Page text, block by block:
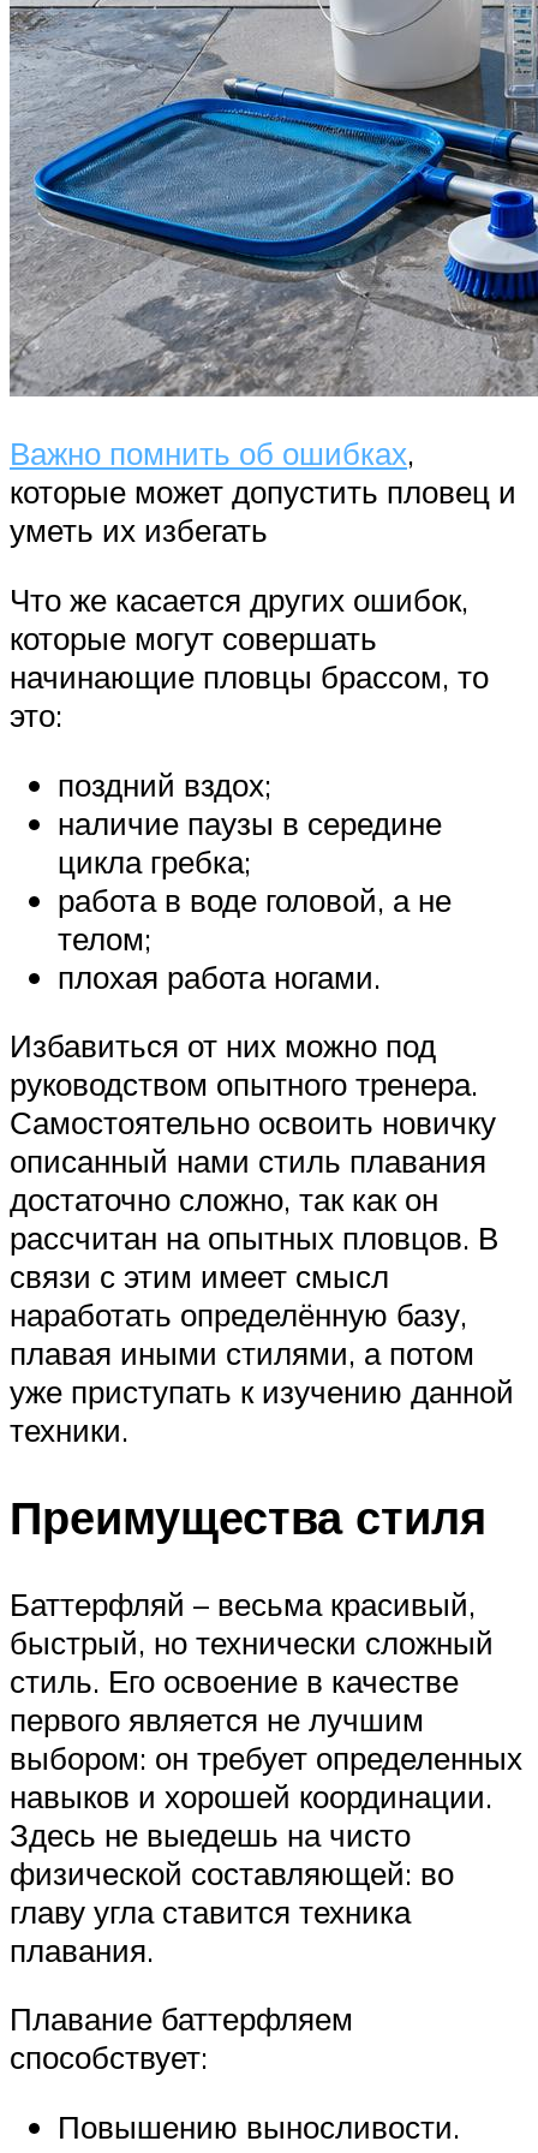
Важно помнить об ошибках,
которые может допустить пловец и
уметь их избегать
Что же касается других ошибок,
которые могут совершать
начинающие пловцы брассом, то
это:
поздний вздох;
наличие паузы в середине
цикла гребка;
работа в воде головой, а не
телом;
плохая работа ногами.
Избавиться от них можно под
руководством опытного тренера.
Самостоятельно освоить новичку
описанный нами стиль плавания
достаточно сложно, так как он
рассчитан на опытных пловцов. В
связи с этим имеет смысл
наработать определённую базу,
плавая иными стилями, а потом
уже приступать к изучению данной
техники.
Преимущества стиля
Баттерфляй – весьма красивый,
быстрый, но технически сложный
стиль. Его освоение в качестве
первого является не лучшим
выбором: он требует определенных
навыков и хорошей координации.
Здесь не выедешь на чисто
физической составляющей: во
главу угла ставится техника
плавания.
Плавание баттерфляем
способствует:
Повышению выносливости.